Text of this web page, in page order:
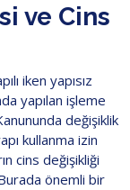
ve Cins
iken yapısız
yapılan işleme
değişiklik
kullanma izin
cins değişikliği
önemli bir